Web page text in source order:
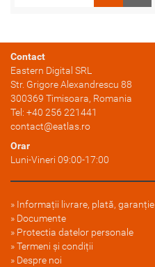
Contact
Eastern Digital SRL
Str. Grigore Alexandrescu 88
300369 Timisoara, Romania
Tel: +40 256 221441
contact@eatlas.ro
Orar
Luni-Vineri 09:00-17:00
Informații livrare, plată, garanție
Documente
Protectia datelor personale
Termeni și condiții
Despre noi